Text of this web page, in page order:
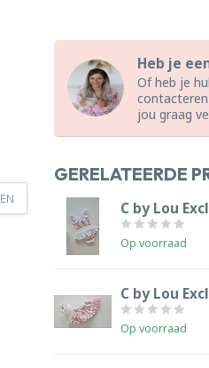
Heb je
Of heb je
jou graag
GERELATEERDE
C by Lou
Op voorraad
C by Lou
Op voorraad